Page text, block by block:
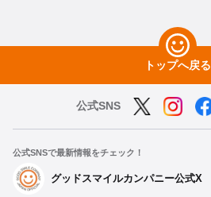
トップへ戻る
公式SNS
公式SNSで最新情報をチェック！
グッドスマイルカンパニー公式X